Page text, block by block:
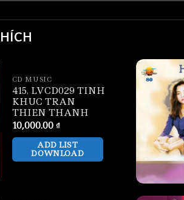
CD MUSIC
415. LVCD029 TINH
KHUC TRAN
THIEN THANH
10,000.00 ₫
ADD LIST
DOWNLOAD